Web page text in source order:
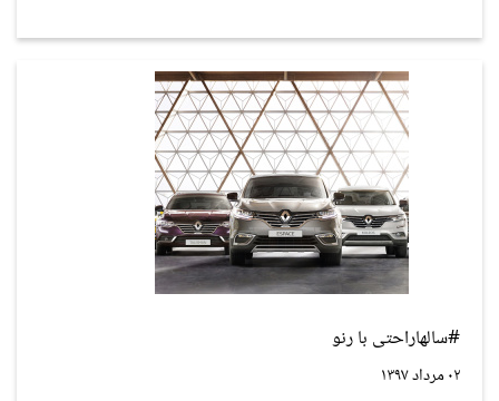
#سالهاراحتی با رنو
۰۲ مرداد ۱۳۹۷